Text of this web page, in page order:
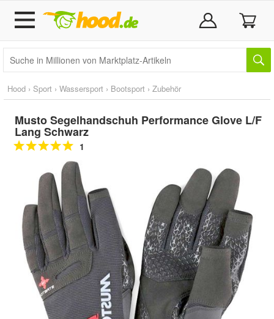
Hood › Sport › Wassersport › Bootsport › Zubehör
Musto Segelhandschuh Performance Glove L/F
Lang Schwarz
1